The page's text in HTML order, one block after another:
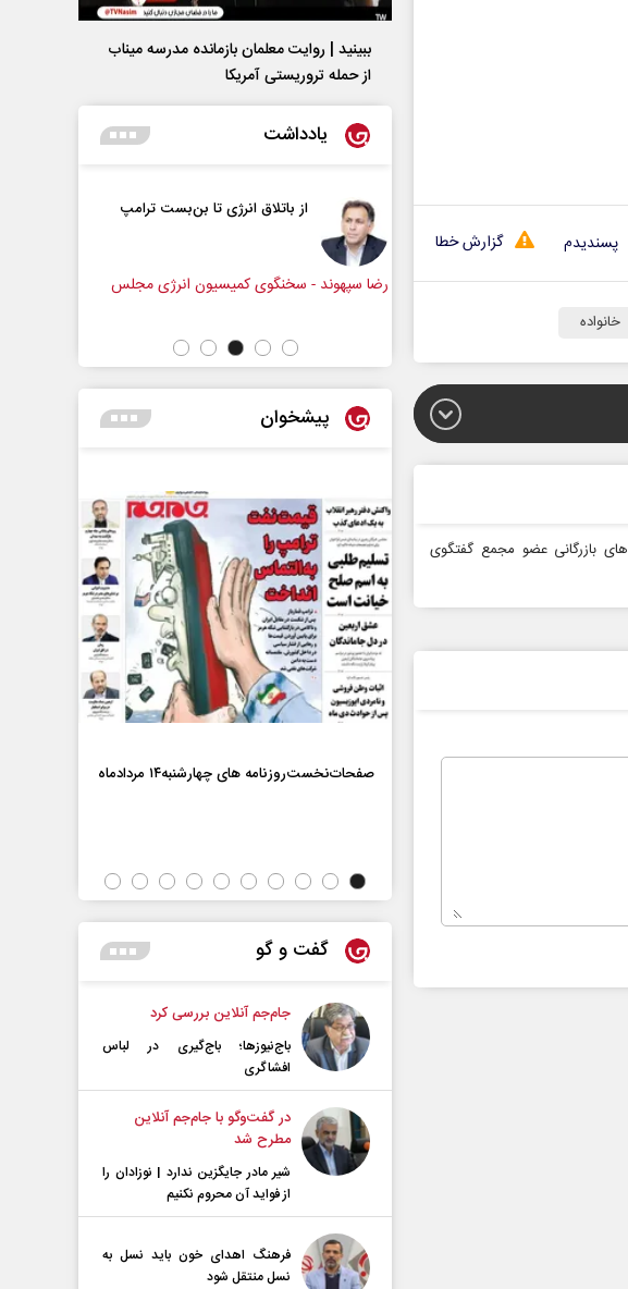
گزارش خطا پسندیدم
خانواده
بازرگانی عضو مجمع گفتگوی
ببینید | روایت معلمان بازمانده مدرسه میناب
از حمله تروریستی آمریکا
یادداشت
از باتلاق انرژی تا بن‌بست ترامپ
رضا سپهوند - سخنگوی کمیسیون انرژی مجلس
زمان در افق ایران
سعدالله زارعی - کارشناس ارشد مسائل منطقه
پیشخوان
صفحات‌نخست‌روزنامه ها‌ی چهارشنبه‌۱۴ مردادماه
گفت و گو
جام‌جم آنلاین بررسی کرد
باج‌نیوزها؛ باج‌گیری در لباس
افشاگری
در گفت‌و‌گو با جام‌جم آنلاین
مطرح شد
شیر مادر جایگزین ندارد | نوزادان را
از فواید آن محروم نکنیم
فرهنگ اهدای خون باید نسل به
نسل منتقل شود